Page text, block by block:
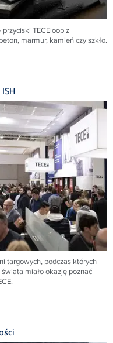
TECEloop z
marmur, kamień czy szkło.
targowych, podczas których
miało okazję poznać
.